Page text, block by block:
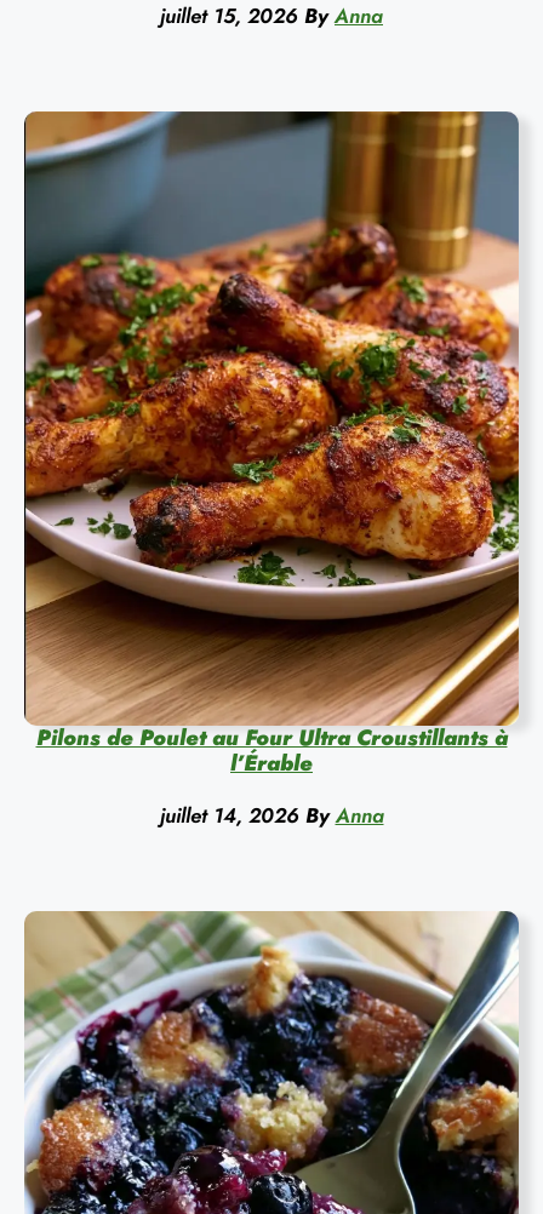
juillet 15, 2026 By Anna
Pilons de Poulet au Four Ultra Croustillants à
l’Érable
juillet 14, 2026 By Anna